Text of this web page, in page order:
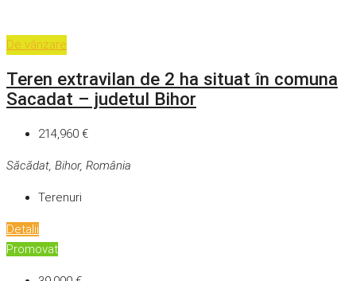
De vânzare
Teren extravilan de 2 ha situat în comuna
Sacadat – judetul Bihor
214,960 €
Săcădat, Bihor, România
Terenuri
Detalii
Promovat